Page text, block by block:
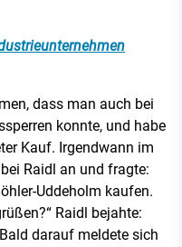
dass man auch bei
konnte, und habe
Kauf. Irgendwann im
Raidl an und fragte:
Uddeholm kaufen.
Raidl bejahte:
darauf meldete sich